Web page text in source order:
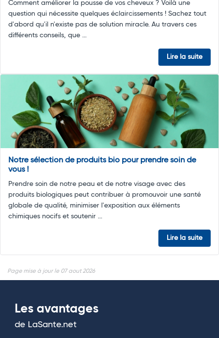
Comment améliorer la pousse de vos cheveux ? Voilà une
question qui nécessite quelques éclaircissements ! Sachez tout
d'abord qu'il n'existe pas de solution miracle. Au travers ces
différents conseils, que ...
Lire la suite
Notre sélection de produits bio pour prendre soin de
vous !
Prendre soin de notre peau et de notre visage avec des
produits biologiques peut contribuer à promouvoir une santé
globale de qualité, minimiser l'exposition aux éléments
chimiques nocifs et soutenir ...
Lire la suite
Page mise à jour le 07 aout 2026
Les avantages
de LaSante.net